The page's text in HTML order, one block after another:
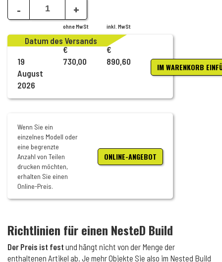
- +
19
August
2026
Datum des Versands
ohne MwSt
€
730,00
inkl. MwSt
€
890,60
IM WARENKORB
Wenn Sie ein
einzelnes Modell oder
eine begrenzte
Anzahl von Teilen
drucken möchten,
erhalten Sie einen
Online-Preis.
ONLINE-ANGEBOT
Richtlinien für einen NesteD Build
Der Preis ist fest und hängt nicht von der Menge der
enthaltenen Artikel ab. Je mehr Objekte Sie also im Nested Build